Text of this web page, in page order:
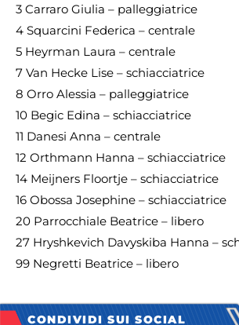
3 Carraro Giulia – palleggiatrice
4 Squarcini Federica – centrale
5 Heyrman Laura – centrale
7 Van Hecke Lise – schiacciatrice
8 Orro Alessia – palleggiatrice
10 Begic Edina – schiacciatrice
11 Danesi Anna – centrale
12 Orthmann Hanna – schiacciatrice
14 Meijners Floortje – schiacciatrice
16 Obossa Josephine – schiacciatrice
20 Parrocchiale Beatrice – libero
27 Hryshkevich Davyskiba Hanna –
99 Negretti Beatrice – libero
CONDIVIDI SUI SOCIAL